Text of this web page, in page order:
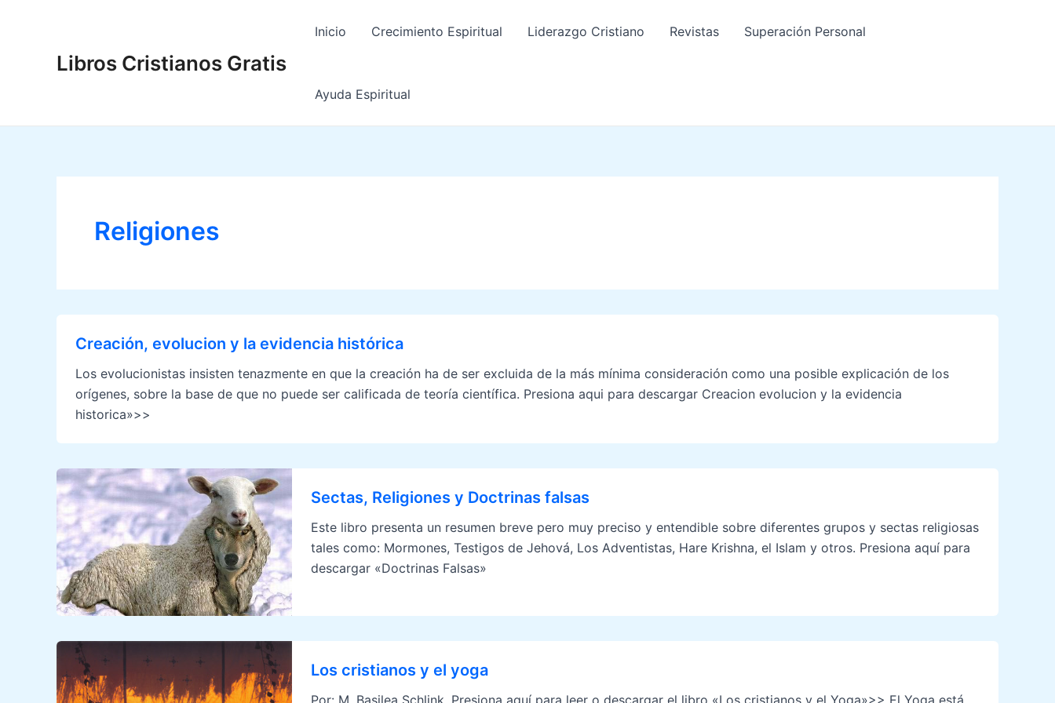
Libros Cristianos Gratis
Inicio Crecimiento Espiritual Liderazgo Cristiano Revistas Superación Personal
Ayuda Espiritual
Religiones
Creación, evolucion y la evidencia histórica
Los evolucionistas insisten tenazmente en que la creación ha de ser excluida de la más mínima consideración como una posible explicación de los
orígenes, sobre la base de que no puede ser calificada de teoría científica. Presiona aqui para descargar Creacion evolucion y la evidencia
historica»>>
Sectas, Religiones y Doctrinas falsas
Este libro presenta un resumen breve pero muy preciso y entendible sobre diferentes grupos y sectas religiosas
tales como: Mormones, Testigos de Jehová, Los Adventistas, Hare Krishna, el Islam y otros. Presiona aquí para
descargar «Doctrinas Falsas»
Los cristianos y el yoga
Por: M. Basilea Schlink. Presiona aquí para leer o descargar el libro «Los cristianos y el Yoga»>> El Yoga está